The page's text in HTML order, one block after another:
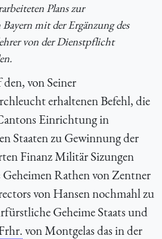
Plans zur
mit der Ergänzung des
von der Dienstpflicht
von Seiner
erhaltenen Befehl, die
Einrichtung in
Staaten zu Gewinnung der
Finanz Militär Sizungen
Rathen von Zentner
von Hansen nochmahl zu
Geheime Staats und
von Montgelas das in der